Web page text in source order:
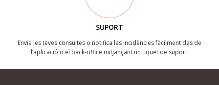
SUPORT
Envia les teves consultes o notifica les incidències fàcilment des de
l’aplicació o el back-office mitjançant un tiquet de suport.